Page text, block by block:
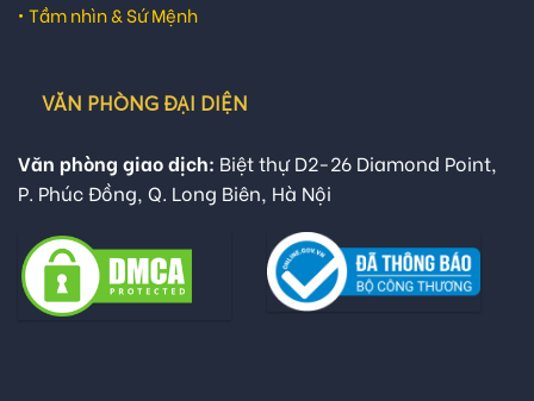
• Tầm nhìn & Sứ Mệnh
VĂN PHÒNG ĐẠI DIỆN
Văn phòng giao dịch: Biệt thự D2-26 Diamond Point,
P. Phúc Đồng, Q. Long Biên, Hà Nội